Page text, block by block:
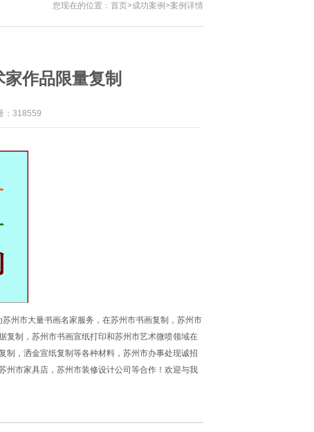
您现在的位置： 首页>成功案例 >案例详情
作品限量复制
：318559
州市大量书画名家服务，在苏州市书画复制，苏州市
复制，苏州市书画宣纸打印和苏州市艺术微喷领域在
制，洒金宣纸复制等各种材料，苏州市办事处现诚招
州市家具店，苏州市装修设计公司等合作！欢迎与我